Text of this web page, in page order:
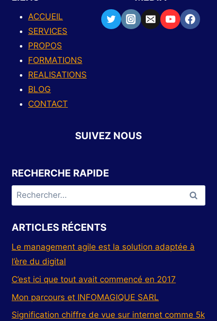
ACCUEIL
SERVICES
PROPOS
FORMATIONS
REALISATIONS
BLOG
CONTACT
SUIVEZ NOUS
RECHERCHE RAPIDE
ARTICLES RÉCENTS
Le management agile est la solution adaptée à
l’ère du digital
C’est ici que tout avait commencé en 2017
Mon parcours et INFOMAGIQUE SARL
Signification chiffre de vue sur internet comme 5k